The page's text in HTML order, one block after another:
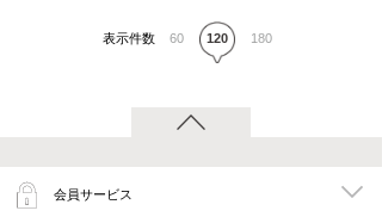
表示件数 60 120 180
会員サービス